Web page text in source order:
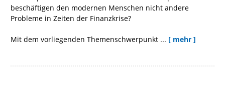
beschäftigen den modernen Menschen nicht andere
Probleme in Zeiten der Finanzkrise?
Mit dem vorliegenden Themenschwerpunkt ... [ mehr ]